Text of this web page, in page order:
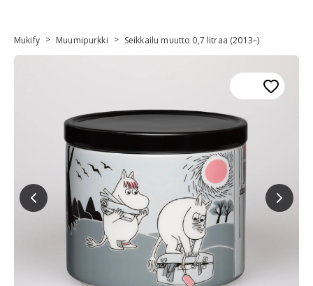
Mukify > Muumipurkki > Seikkailu muutto 0,7 litraa (2013–)